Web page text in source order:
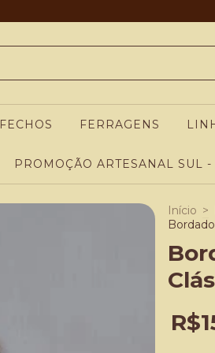
FECHOS FERRAGENS
PROMOÇÃO ARTESANAL SUL
Início >